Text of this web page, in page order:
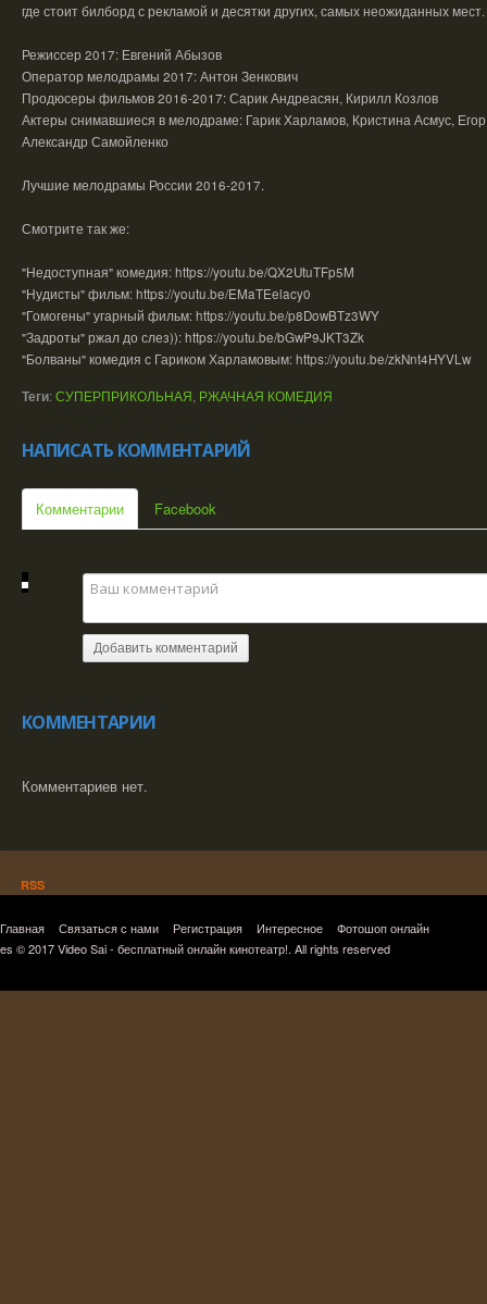
где стоит билборд с рекламой и десятки других, самых неожиданных мест.
Режиссер 2017: Евгений Абызов
Оператор мелодрамы 2017: Антон Зенкович
Продюсеры фильмов 2016-2017: Сарик Андреасян, Кирилл Козлов
Актеры снимавшиеся в мелодраме: Гарик Харламов, Кристина Асмус,
Александр Самойленко
Лучшие мелодрамы России 2016-2017.
Смотрите так же:
"Недоступная" комедия: https://youtu.be/QX2UtuTFp5M
"Нудисты" фильм: https://youtu.be/EMaTEelacy0
"Гомогены" угарный фильм: https://youtu.be/p8DowBTz3WY
"Задроты" ржал до слез)): https://youtu.be/bGwP9JKT3Zk
"Болваны" комедия с Гариком Харламовым: https://youtu.be/zkNnt4HYVLw
Теги: СУПЕРПРИКОЛЬНАЯ РЖАЧНАЯ КОМЕДИЯ
НАПИСАТЬ КОММЕНТАРИЙ
Комментарии Facebook
Добавить комментарий
КОММЕНТАРИИ
Комментариев нет.
RSS
Главная Связаться с нами Регистрация Интересное
Фотошоп онлайн
es © 2017 Video Sai - бесплатный онлайн кинотеатр!. All rights reserved